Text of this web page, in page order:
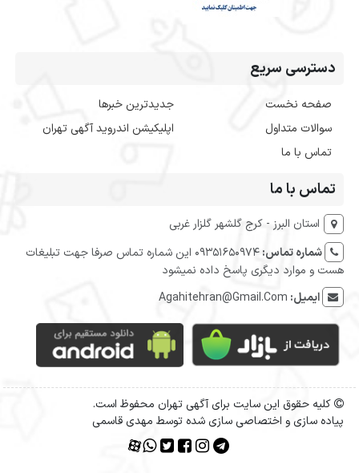
دسترسی سریع
صفحه نخست
سوالات متداول
تماس با ما
جدیدترین خبرها
اپلیکیشن اندروید آگهی تهران
تماس با ما
استان البرز - کرج گلشهر گلزار غربی
شماره تماس:
09351650974 این شماره تماس صرفا جهت تبلیغات
هست و موارد دیگری پاسخ داده نمیشود
ایمیل: Agahitehran@Gmail.Com
کلیه حقوق این سایت برای آگهی تهران محفوظ است.
پیاده سازی و اختصاصی سازی شده توسط مهدی قاسمی